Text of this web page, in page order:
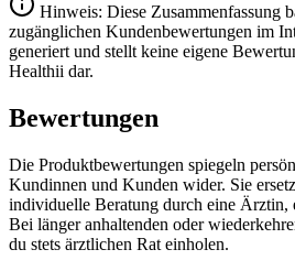
Hinweis: Diese Zusammenfassung
zugänglichen Kundenbewertungen im
generiert und stellt keine eigene
Healthii dar.
Bewertungen
Die Produktbewertungen spiegeln
Kundinnen und Kunden wider. Sie
individuelle Beratung durch eine Ärztin,
Bei länger anhaltenden oder
du stets ärztlichen Rat einholen.